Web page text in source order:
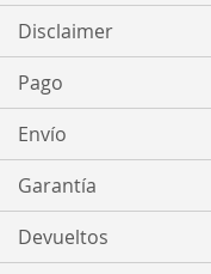
Disclaimer
Pago
Envío
Garantía
Devueltos